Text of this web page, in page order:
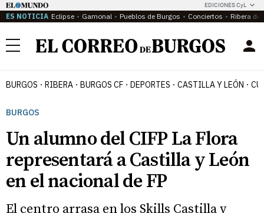
EDICIONES CyL
ES NOTICIA Eclipse Gamonal Pueblos de Burgos Conciertos Ribera del
Menú
BURGOS RIBERA BURGOS CF DEPORTES CASTILLA Y LEÓN
BURGOS
Un alumno del CIFP La Flora
representará a Castilla y León
en el nacional de FP
El centro arrasa en los Skills Castilla y